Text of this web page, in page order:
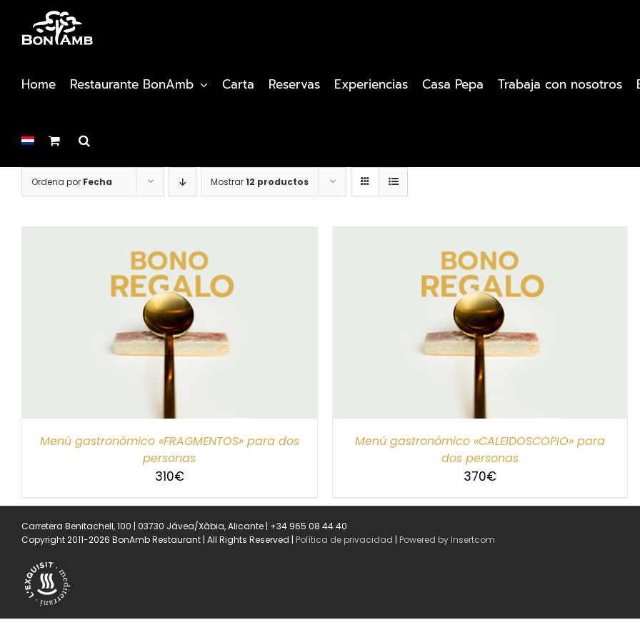
contenido
Home Restaurante BonAmb Carta Reservas Experiencias Casa Pepa Trabaja con nosotros
Ordena por Fecha Mostrar12 productos
Menú gastronómico «FRAGMENTOS» para dos
personas
310€
SELECCIONAR IMPORTE
Menú gastronómico «CALEIDOSCOPIO» para
dos personas
370€
Carretera Benitachell, 100 | 03730 Jávea/Xàbia, Alicante | +34 965 08 44 40
Copyright 2011-2026 BonAmb Restaurant | All Rights Reserved | Política de privacidad | Powered by Insertcom